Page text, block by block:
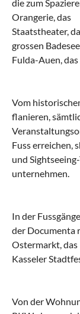
die zum
Orangerie, das
Staatstheater,
grossen
Fulda-Auen,
Vom
flanieren,
Fuss erreichen,
und
unternehmen.
In der
der Documenta
Ostermarkt, das
Kasseler
Von der